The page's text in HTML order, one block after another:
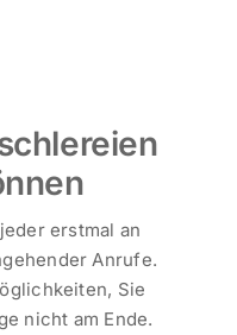
erstmal an
Anrufe.
Sie
nicht am Ende.